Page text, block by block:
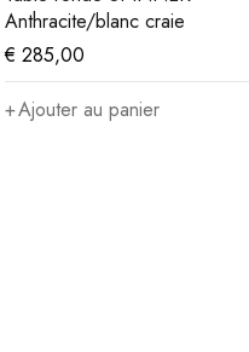
Anthracite/blanc craie
€ 285,00
Ajouter au panier